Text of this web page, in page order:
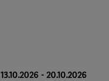
13.10.2026 - 20.10.2026